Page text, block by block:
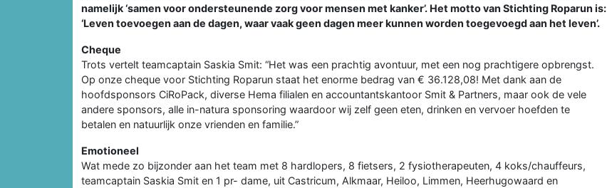
namelijk ‘samen voor ondersteunende zorg voor mensen met kanker’. Het motto van Stichting Roparun is:
‘Leven toevoegen aan de dagen, waar vaak geen dagen meer kunnen worden toegevoegd aan het leven’.
Cheque
Trots vertelt teamcaptain Saskia Smit: “Het was een prachtig avontuur, met een nog prachtigere opbrengst.
Op onze cheque voor Stichting Roparun staat het enorme bedrag van € 36.128,08! Met dank aan de
hoofdsponsors CiRoPack, diverse Hema filialen en accountantskantoor Smit & Partners, maar ook de vele
andere sponsors, alle in-natura sponsoring waardoor wij zelf geen eten, drinken en vervoer hoefden te
betalen en natuurlijk onze vrienden en familie.”
Emotioneel
Wat mede zo bijzonder aan het team met 8 hardlopers, 8 fietsers, 2 fysiotherapeuten, 4 koks/chauffeurs,
teamcaptain Saskia Smit en 1 pr- dame, uit Castricum, Alkmaar, Heiloo, Limmen, Heerhugowaard en